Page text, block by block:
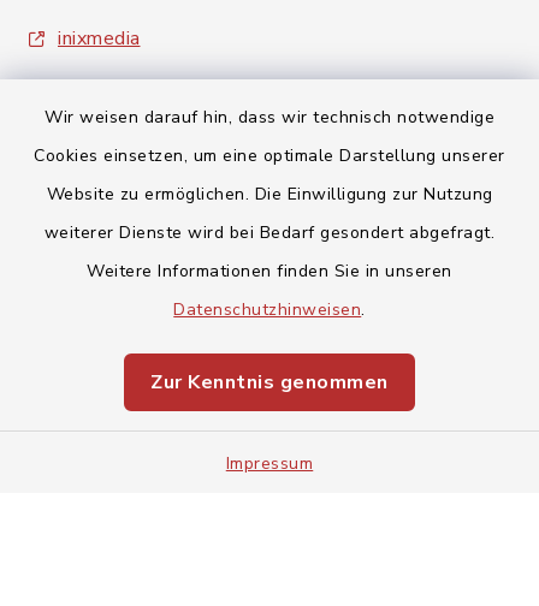
Wir weisen darauf hin, dass wir technisch notwendige
Cookies einsetzen, um eine optimale Darstellung unserer
Website zu ermöglichen. Die Einwilligung zur Nutzung
weiterer Dienste wird bei Bedarf gesondert abgefragt.
Weitere Informationen finden Sie in unseren
Datenschutzhinweisen.
Zur Kenntnis genommen
Impressum
inixmedia
Barrierefreiheit
Impressum
Sitemap